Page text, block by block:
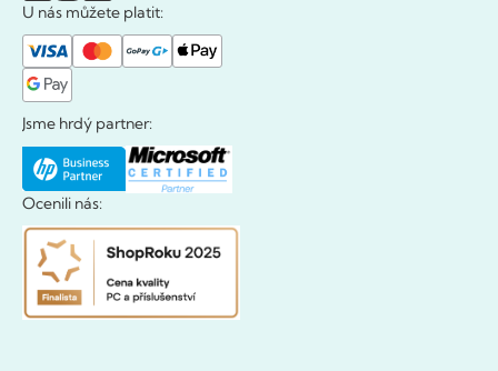
U nás můžete platit:
Jsme hrdý partner:
Ocenili nás: